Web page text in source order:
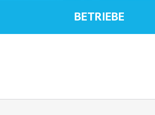
BETRIEBE